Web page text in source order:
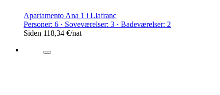
Apartamento Ana 1 i Llafranc
Personer: 6 · Soveværelser: 3 · Badeværelser: 2
Siden 118,34 €/nat